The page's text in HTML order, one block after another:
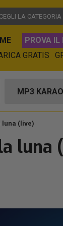
LA CATEGORIA
PROVA IL
GRATIS
MP3
luna (live)
luna